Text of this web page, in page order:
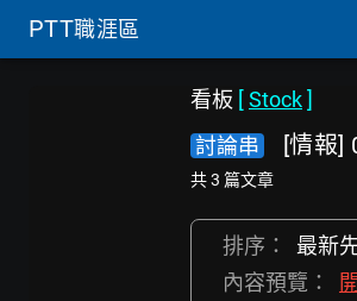
PTT職涯區
看板 [Stock]
討論串
[情報]
共 3 篇文章
排序： 最新
內容預覽：